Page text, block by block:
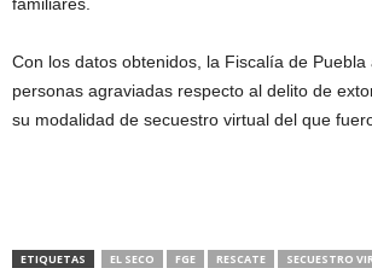
Con los datos obtenidos, la Fiscalía de Puebla
personas agraviadas respecto al delito de
su modalidad de secuestro virtual del que
ETIQUETAS EL SECO FGE RESCATE SECUESTRO